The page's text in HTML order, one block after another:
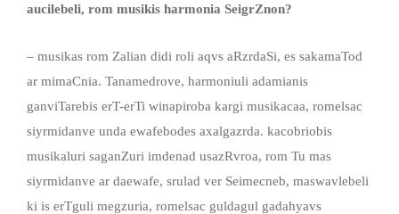
aucilebeli, rom musikis harmonia SeigrZnon?
– musikas rom Zalian didi roli aqvs aRzrdaSi, es sakamaTod
ar mimaCnia. Tanamedrove, harmoniuli adamianis
ganviTarebis erT-erTi winapiroba kargi musikacaa, romelsac
siyrmidanve unda ewafebodes axalgazrda. kacobriobis
musikaluri saganZuri imdenad usazRvroa, rom Tu mas
siyrmidanve ar daewafe, srulad ver Seimecneb, maswavlebeli
ki is erTguli megzuria, romelsac guldagul gadahyavs